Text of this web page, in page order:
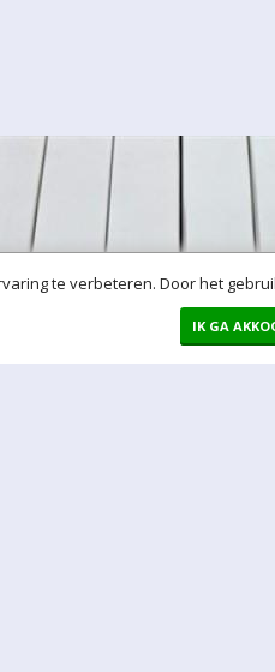
te verbeteren. Door het
IK GA